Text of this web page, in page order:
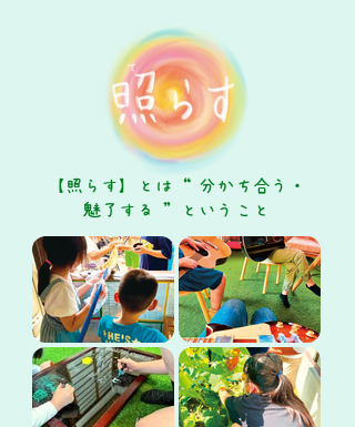
【照らす】とは“ 分かち合う・
魅了する ”ということ